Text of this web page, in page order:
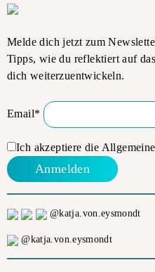
Melde dich jetzt zum
Tipps, wie du reflektiert auf
dich weiterzuentwickeln.
Email*
Ich akzeptiere die
@katja.von.eysmondt
@katja.von.eysmondt